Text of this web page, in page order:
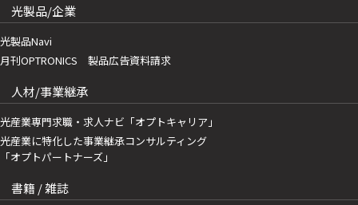
光製品/企業
光製品Navi
月刊OPTRONICS 製品広告資料請求
人材/事業継承
光産業専門求職・求人ナビ「オプトキャリア」
光産業に特化した事業継承コンサルティング
「オプトパートナーズ」
書籍 / 雑誌